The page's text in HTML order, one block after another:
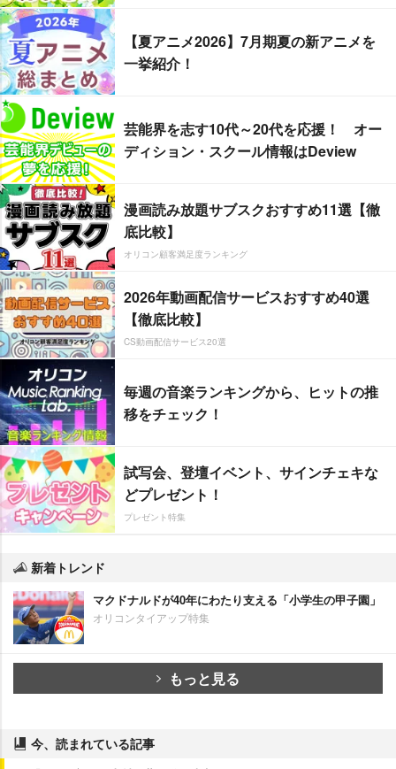
【夏アニメ2026】7月期夏の新アニメを
一挙紹介！
芸能界を志す10代～20代を応援！ オー
ディション・スクール情報はDeview
漫画読み放題サブスクおすすめ11選【徹
底比較】
オリコン顧客満足度ランキング
2026年動画配信サービスおすすめ40選
【徹底比較】
CS動画配信サービス20選
毎週の音楽ランキングから、ヒットの推
移をチェック！
試写会、登壇イベント、サインチェキな
どプレゼント！
プレゼント特集
新着トレンド
マクドナルドが40年にわたり支える「小学生の甲子園」
オリコンタイアップ特集
もっと見る
今、読まれている記事